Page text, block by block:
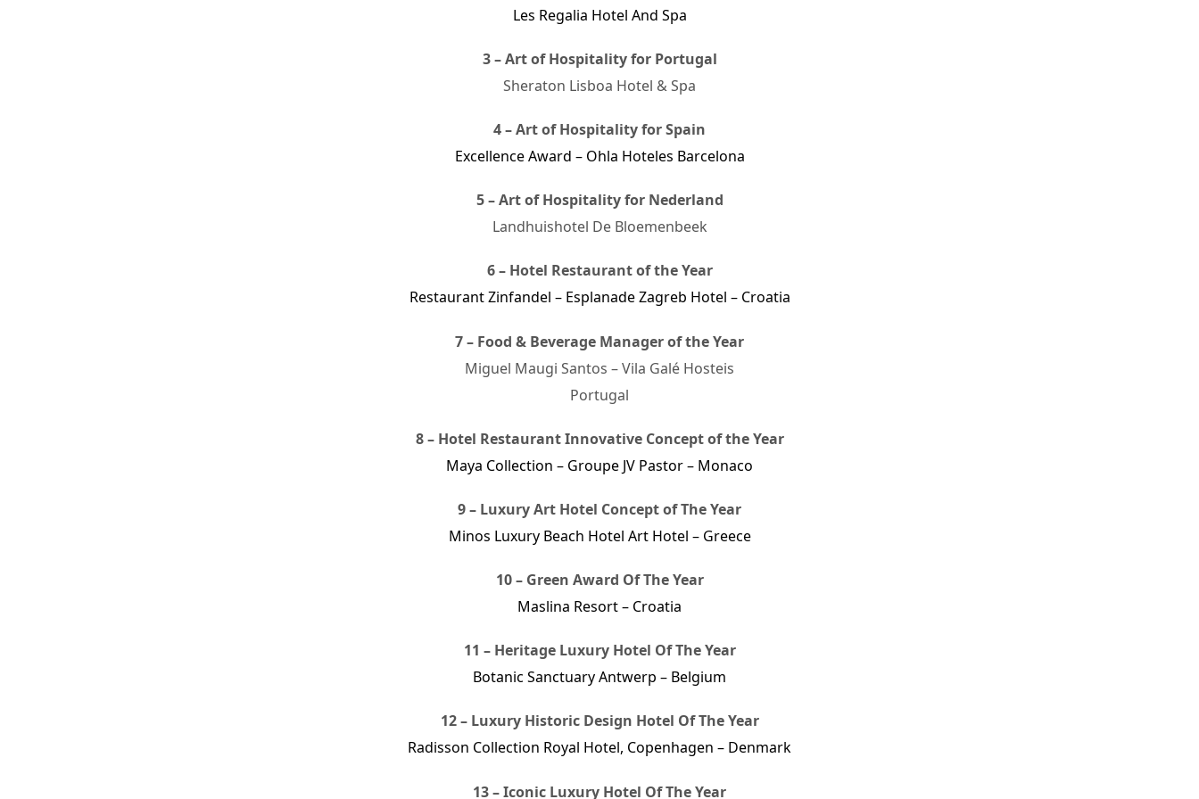
Les Regalia Hotel And Spa
3 – Art of Hospitality for Portugal
Sheraton Lisboa Hotel & Spa
4 – Art of Hospitality for Spain
Excellence Award – Ohla Hoteles Barcelona
5 – Art of Hospitality for Nederland
Landhuishotel De Bloemenbeek
6 – Hotel Restaurant of the Year
Restaurant Zinfandel – Esplanade Zagreb Hotel – Croatia
7 – Food & Beverage Manager of the Year
Miguel Maugi Santos – Vila Galé Hosteis
Portugal
8 – Hotel Restaurant Innovative Concept of the Year
Maya Collection – Groupe JV Pastor – Monaco
9 – Luxury Art Hotel Concept of The Year
Minos Luxury Beach Hotel Art Hotel – Greece
10 – Green Award Of The Year
Maslina Resort – Croatia
11 – Heritage Luxury Hotel Of The Year
Botanic Sanctuary Antwerp – Belgium
12 – Luxury Historic Design Hotel Of The Year
Radisson Collection Royal Hotel, Copenhagen – Denmark
13 – Iconic Luxury Hotel Of The Year